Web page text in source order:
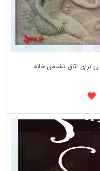
برای اتاق نشیمن خانه